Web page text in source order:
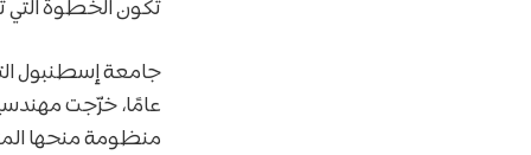
تكون الخطوة التي
عامًا، خرّجت
منظومة منحها